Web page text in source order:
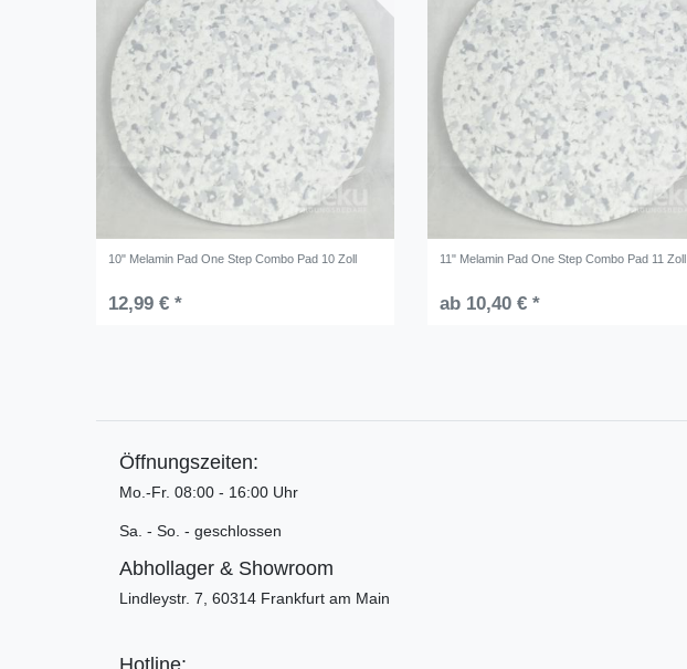
10" Melamin Pad One Step Combo Pad 10 Zoll
12,99 € *
11" Melamin Pad One Step Combo Pad 11 Zoll
ab 10,40 € *
Öffnungszeiten:
Mo.-Fr. 08:00 - 16:00 Uhr
Sa. - So. - geschlossen
Abhollager & Showroom
Lindleystr. 7, 60314 Frankfurt am Main
Hotline: